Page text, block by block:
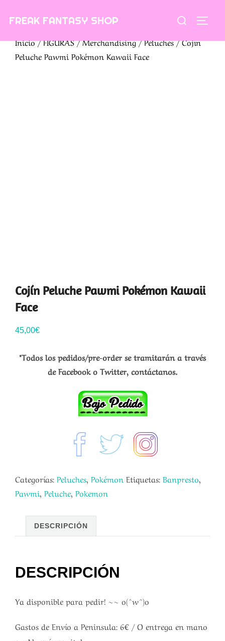
FREAK FANTASY SHOP Buscar:
Inicio/FIGURAS/Merchandising/Peluches/ Cojín
Peluche Pawmi Pokémon Kawaii Face
Cojín Peluche Pawmi Pokémon Kawaii
Face
45,00€
*Todos los pedidos/pre-order se tramitarán a través
de Facebook o Twitter, contáctanos.
Categorías: Peluches, Pokémon Etiquetas: Banpresto,
Pawmi, Peluche, Pokemon
DESCRIPCIÓN
DESCRIPCIÓN
Ya disponible para pedir! ~~ o(^w^)o
Gastos de Envío a Peninsula: 6€ / O entrega en mano